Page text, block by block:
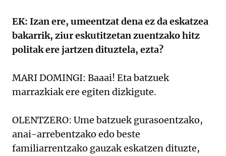
EK: Izan ere, umeentzat dena ez da eskatzea
bakarrik, ziur eskutitzetan zuentzako hitz
politak ere jartzen dituztela, ezta?
MARI DOMINGI: Baaai! Eta batzuek
marrazkiak ere egiten dizkigute.
OLENTZERO: Ume batzuek gurasoentzako,
anai-arrebentzako edo beste
familiarrentzako gauzak eskatzen dituzte,